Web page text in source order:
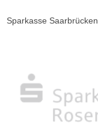
Sparkasse Saarbrücken